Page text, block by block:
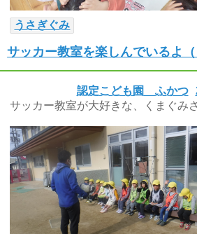
うさぎぐみ
サッカー教室を楽しんでいるよ（
認定こども園 ふかつ
サッカー教室が大好きな、くまぐみ